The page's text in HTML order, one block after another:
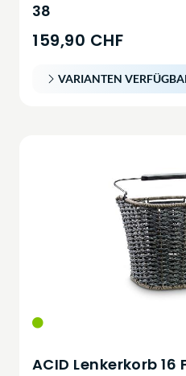
38
159,90 CHF
VARIANTEN
ACID Lenkerkorb 16